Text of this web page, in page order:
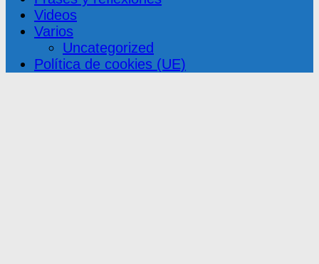
Videos
Varios
Uncategorized
Política de cookies (UE)